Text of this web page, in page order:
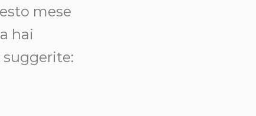
mese
hai